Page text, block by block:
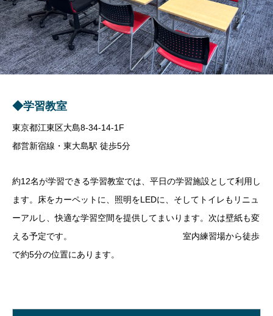
◆学習教室
東京都江東区大島8‐34‐14-1F
都営新宿線・東大島駅 徒歩5分
約12名が学習できる学習教室では、平日の学習施設として利用し
ます。床をカーペットに、照明をLEDに、そしてトイレもリニュ
ーアルし、快適な学習空間を提供してまいります。次は壁紙も変
える予定です。 室内練習場から徒歩
で約5分の位置にあります。